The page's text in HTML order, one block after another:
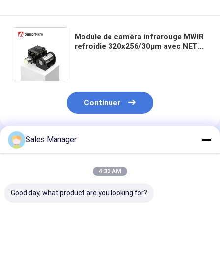
Module de caméra infrarouge MWIR
refroidie 320x256/30µm avec NETD
Continuer
Produits Recommandés
Sales Manager
4:33 AM
Good day, what product are you looking for?